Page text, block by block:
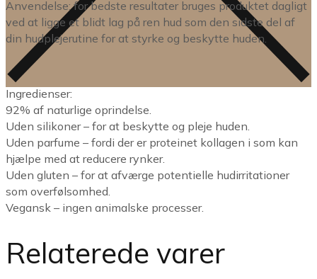
Anvendelse: for bedste resultater bruges produktet dagligt
ved at ligge et blidt lag på ren hud som den sidste del af
din hudplejerutine for at styrke og beskytte huden.
Ingredienser:
92% af naturlige oprindelse.
Uden silikoner – for at beskytte og pleje huden.
Uden parfume – fordi der er proteinet kollagen i som kan
hjælpe med at reducere rynker.
Uden gluten – for at afværge potentielle hudirritationer
som overfølsomhed.
Vegansk – ingen animalske processer.
Relaterede varer